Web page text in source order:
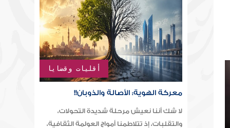
أقليات وقضايا
معركة الهوية: الأصالة والذوبان!!
لا شك أننا نعيش مرحلة شديدة التحولات،
والتقلبات، إذ تتلاطمنا أمواج العولمة الثقافية،